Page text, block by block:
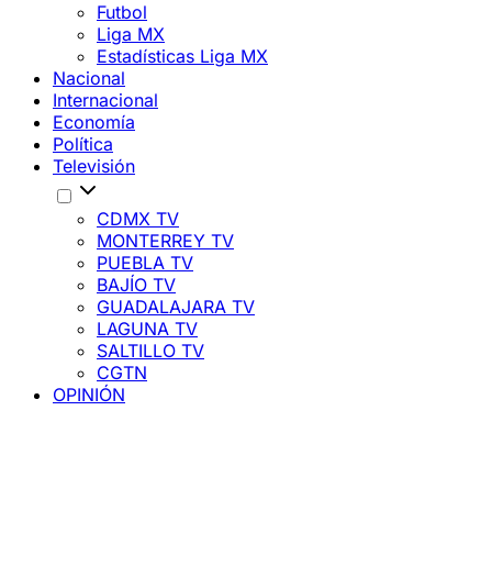
Futbol
Liga MX
Estadísticas Liga MX
Nacional
Internacional
Economía
Política
Televisión
CDMX TV
MONTERREY TV
PUEBLA TV
BAJÍO TV
GUADALAJARA TV
LAGUNA TV
SALTILLO TV
CGTN
OPINIÓN